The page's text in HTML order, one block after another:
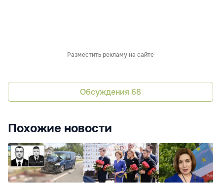
Разместить рекламу на сайте
Обсуждения 68
Похожие новости